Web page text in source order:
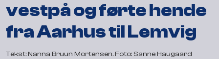
vestpå og førte hende
fra Aarhus til Lemvig
Tekst: Nanna Bruun Mortensen. Foto: Sanne Haugaard